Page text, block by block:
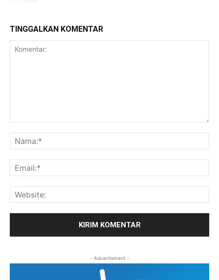
TINGGALKAN KOMENTAR
- Advertisment -